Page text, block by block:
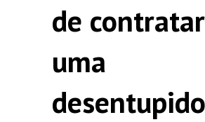
de contratar
uma